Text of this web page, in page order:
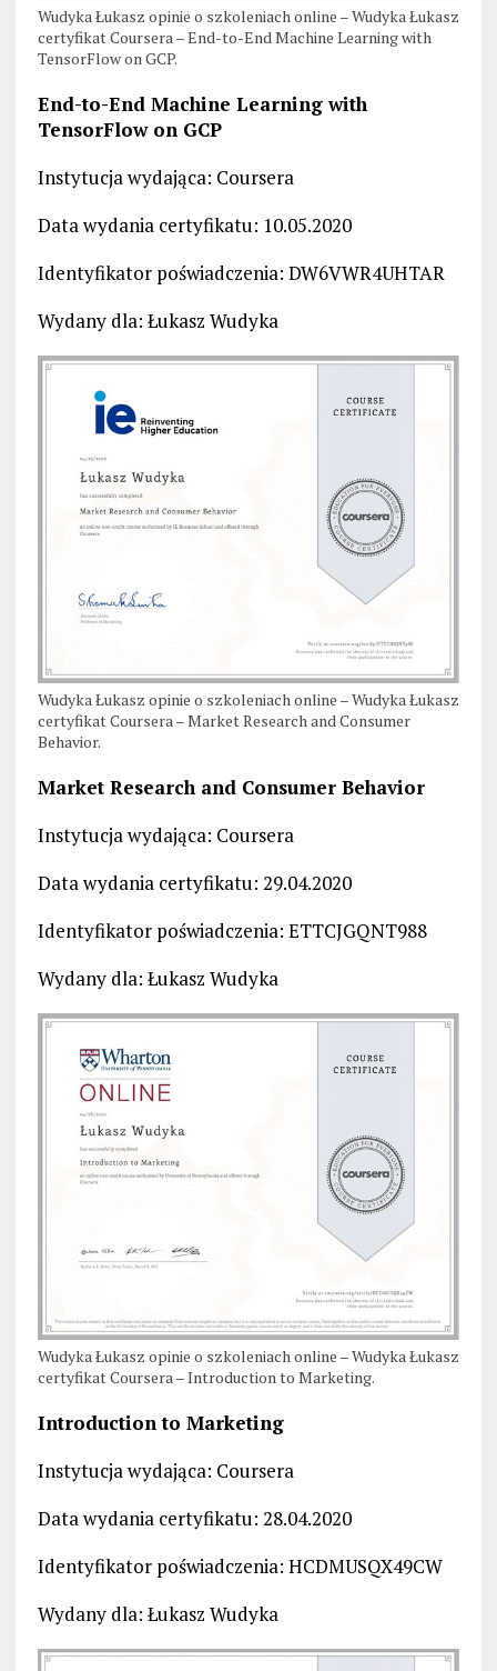
Wudyka Łukasz opinie o szkoleniach online – Wudyka Łukasz
certyfikat Coursera – End-to-End Machine Learning with
TensorFlow on GCP.
End-to-End Machine Learning with
TensorFlow on GCP
Instytucja wydająca: Coursera
Data wydania certyfikatu: 10.05.2020
Identyfikator poświadczenia: DW6VWR4UHTAR
Wydany dla: Łukasz Wudyka
Wudyka Łukasz opinie o szkoleniach online – Wudyka Łukasz
certyfikat Coursera – Market Research and Consumer
Behavior.
Market Research and Consumer Behavior
Instytucja wydająca: Coursera
Data wydania certyfikatu: 29.04.2020
Identyfikator poświadczenia: ETTCJGQNT988
Wydany dla: Łukasz Wudyka
Wudyka Łukasz opinie o szkoleniach online – Wudyka Łukasz
certyfikat Coursera – Introduction to Marketing.
Introduction to Marketing
Instytucja wydająca: Coursera
Data wydania certyfikatu: 28.04.2020
Identyfikator poświadczenia: HCDMUSQX49CW
Wydany dla: Łukasz Wudyka